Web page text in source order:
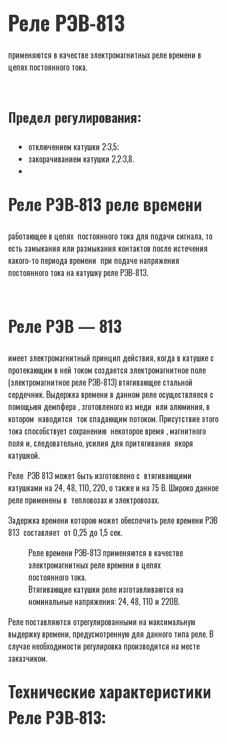
Реле РЭВ-813
применяются в качестве электромагнитных реле времени в
цепях постоянного тока.
Предел регулирования:
отключением катушки 2:3,5;
закорачиванием катушки 2,2:3,8.
Реле РЭВ-813 реле времени
работающее в цепях постоянного тока для подачи сигнала, то
есть замыкания или размыкания контактов после истечения
какого-то периода времени при подаче напряжения
постоянного тока на катушку реле РЭВ-813.
Реле РЭВ — 813
имеет электромагнитный принцип действия, когда в катушке с
протекающим в ней током создается электромагнитное поле
(электромагнитное реле РЭВ-813) втягивающее стальной
сердечник. Выдержка времени в данном реле осуществляеся с
помощьюя демпфера , зготовленого из меди или алюминия, в
котором наводится ток спадающим потоком. Присутствие этого
тока способствует сохранению некоторое время , магнитного
поля и, следовательно, усилия для притягивания якоря
катушкой.
Реле РЭВ 813 может быть изготовлено с втягивающими
катушками на 24, 48, 110, 220, о также и на 75 В. Широко данное
реле применены в тепловозах и электровозах.
Задержка времени которою может обеспечить реле времени РЭВ
813 составляет от 0,25 до 1,5 сек.
Реле времени РЭВ-813 применяются в качестве
электромагнитных реле времени в цепях
постоянного тока.
Втягивающие катушки реле изготавливаются на
номинальные напряжения: 24, 48, 110 и 220В.
Реле поставляются отрегулированными на максимальную
выдержку времени, предусмотренную для данного типа реле. В
случае необходимости регулировка производится на месте
заказчиком.
Технические характеристики
Реле РЭВ-813: